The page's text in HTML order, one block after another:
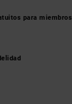
para miembros